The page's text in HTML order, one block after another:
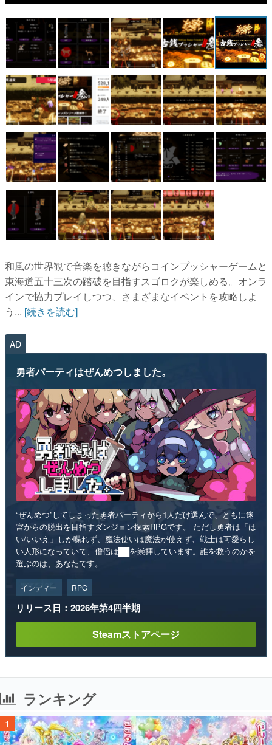
その他
電ファミニコゲーマーとは？
運営：株式会社マレ
和風の世界観で音楽を聴きながらコインプッシャーゲームと
東海道五十三次の踏破を目指すスゴロクが楽しめる。オンラ
インで協力プレイしつつ、さまざまなイベントを攻略しよ
う... [続きを読む]
AD
勇者パーティはぜんめつしました。
“ぜんめつ”してしまった勇者パーティから1人だけ選んで、ともに迷
宮からの脱出を目指すダンジョン探索RPGです。 ただし勇者は「は
い/いいえ」しか喋れず、魔法使いは魔法が使えず、戦士は可愛らし
い人形になっていて、僧侶は██を崇拝しています。誰を救うのかを
選ぶのは、あなたです。
インディー RPG
リリース日：2026年第4四半期
Steamストアページ
ランキング
1